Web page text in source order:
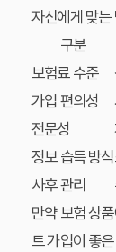
자신에게 맞는
구분
보험료 수준
가입 편의성
전문성
정보 습득 방식
사후 관리
만약 보험 상
트 가입이 좋